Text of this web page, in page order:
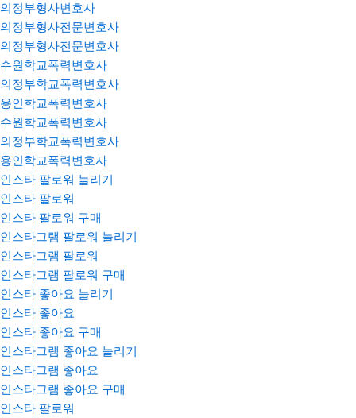
의정부형사변호사
의정부형사전문변호사
의정부형사전문변호사
수원학교폭력변호사
의정부학교폭력변호사
용인학교폭력변호사
수원학교폭력변호사
의정부학교폭력변호사
용인학교폭력변호사
인스타 팔로워 늘리기
인스타 팔로워
인스타 팔로워 구매
인스타그램 팔로워 늘리기
인스타그램 팔로워
인스타그램 팔로워 구매
인스타 좋아요 늘리기
인스타 좋아요
인스타 좋아요 구매
인스타그램 좋아요 늘리기
인스타그램 좋아요
인스타그램 좋아요 구매
인스타 팔로워